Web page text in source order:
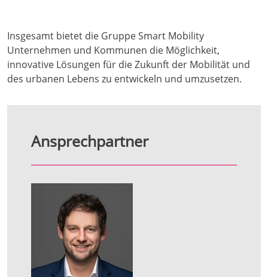
Insgesamt bietet die Gruppe Smart Mobility
Unternehmen und Kommunen die Möglichkeit,
innovative Lösungen für die Zukunft der Mobilität und
des urbanen Lebens zu entwickeln und umzusetzen.
Ansprechpartner